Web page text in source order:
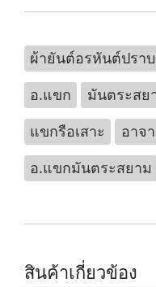
ผ้ายันต์อรหันต์ปรา
อ.แขก
มันตระสย
แขกรือเสาะ
อาจ
อ.แขกมันตระสยาม
สินค้าเกี่ยวข้อง